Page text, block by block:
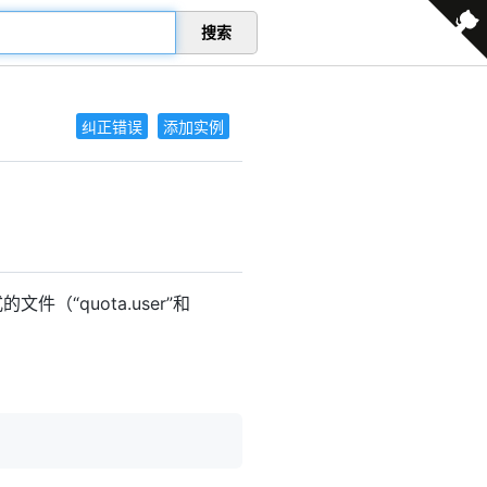
搜索
纠正错误 添加实例
文件（“quota.user”和